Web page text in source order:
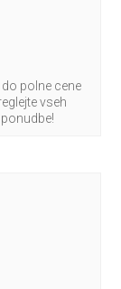
polne cene
vseh